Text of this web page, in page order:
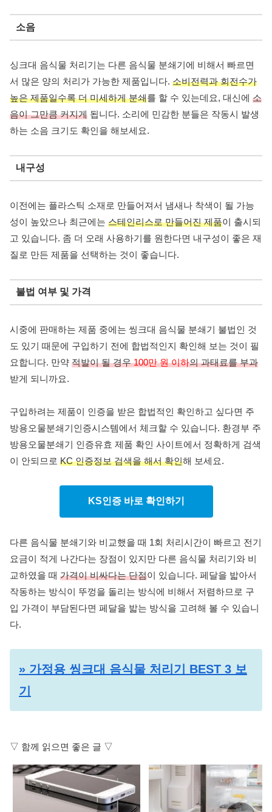
소음
싱크대 음식물 처리기는 다른 음식물 분쇄기에 비해서 빠르면
서 많은 양의 처리가 가능한 제품입니다. 소비전력과 회전수가
높은 제품일수록 더 미세하게 분쇄를 할 수 있는데요, 대신에 소
음이 그만큼 커지게 됩니다. 소리에 민감한 분들은 작동시 발생
하는 소음 크기도 확인을 해보세요.
내구성
이전에는 플라스틱 소재로 만들어져서 냄새나 착색이 될 가능
성이 높았으나 최근에는 스테인리스로 만들어진 제품이 출시되
고 있습니다. 좀 더 오래 사용하기를 원한다면 내구성이 좋은 재
질로 만든 제품을 선택하는 것이 좋습니다.
불법 여부 및 가격
시중에 판매하는 제품 중에는 씽크대 음식물 분쇄기 불법인 것
도 있기 때문에 구입하기 전에 합법적인지 확인해 보는 것이 필
요합니다. 만약 적발이 될 경우100만 원 이하의 과태료를 부과
받게 되니까요.
구입하려는 제품이 인증을 받은 합법적인 확인하고 싶다면 주
방용오물분쇄기인증시스템에서 체크할 수 있습니다. 환경부 주
방용오물분쇄기 인증유효 제품 확인 사이트에서 정확하게 검색
이 안되므로 KC 인증정보 검색을 해서 확인해 보세요.
KS인증 바로 확인하기
다른 음식물 분쇄기와 비교했을 때 1회 처리시간이 빠르고 전기
요금이 적게 나간다는 장점이 있지만 다른 음식물 처리기와 비
교하였을 때 가격이 비싸다는 단점이 있습니다. 페달을 밟아서
작동하는 방식이 뚜껑을 돌리는 방식에 비해서 저렴하므로 구
입 가격이 부담된다면 페달을 밟는 방식을 고려해 볼 수 있습니
다.
» 가정용 씽크대 음식물 처리기 BEST 3 보
기
▽ 함께 읽으면 좋은 글 ▽